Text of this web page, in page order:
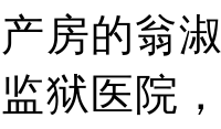
房的翁
狱医院